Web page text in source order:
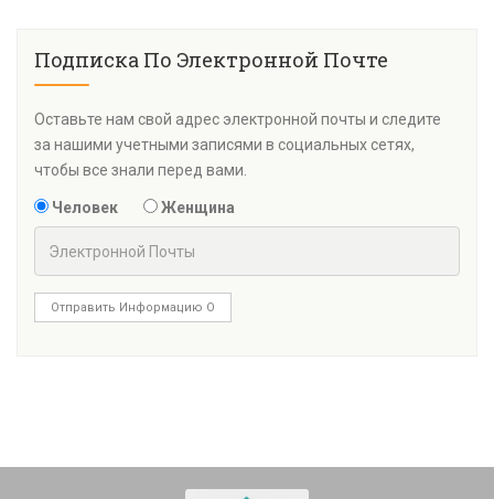
Подписка По Электронной Почте
Оставьте нам свой адрес электронной почты и следите
за нашими учетными записями в социальных сетях,
чтобы все знали перед вами.
Человек Женщина
Отправить Информацию О